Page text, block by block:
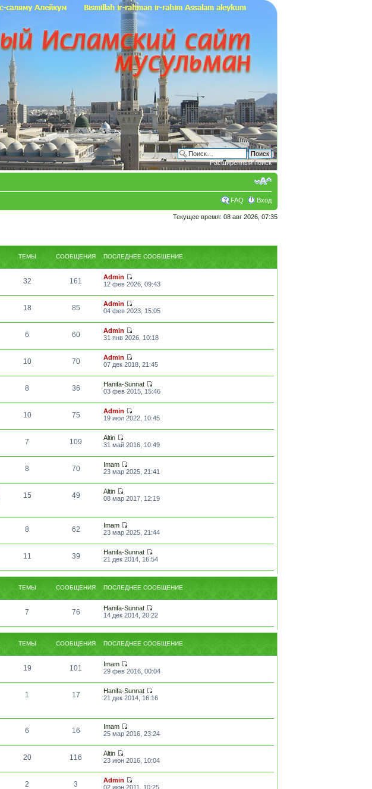
Расширенный поиск
FAQ Вход
Текущее время: 08 авг 2026, 07:35
ТЕМЫ СООБЩЕНИЯ ПОСЛЕДНЕЕ СООБЩЕНИЕ
32 161
Admin
12 фев 2026, 09:43
18 85
Admin
04 фев 2023, 15:05
6 60
Admin
31 янв 2026, 10:18
10 70
Admin
07 дек 2018, 21:45
8 36
Hanifa-Sunnat
03 фев 2015, 15:46
10 75
Admin
19 июл 2022, 10:45
7 109
Altin
31 май 2016, 10:49
8 70
Imam
23 мар 2025, 21:41
15 49
Altin
08 мар 2017, 12:19
8 62
Imam
23 мар 2025, 21:44
11 39
Hanifa-Sunnat
21 дек 2014, 16:54
ТЕМЫ СООБЩЕНИЯ ПОСЛЕДНЕЕ СООБЩЕНИЕ
7 76
Hanifa-Sunnat
14 дек 2014, 20:22
ТЕМЫ СООБЩЕНИЯ ПОСЛЕДНЕЕ СООБЩЕНИЕ
19 101
Imam
29 фев 2016, 00:04
1 17
Hanifa-Sunnat
21 дек 2014, 16:16
6 16
Imam
25 мар 2016, 23:24
20 116
Altin
23 июн 2016, 10:04
2 3
Admin
02 июн 2011, 10:25